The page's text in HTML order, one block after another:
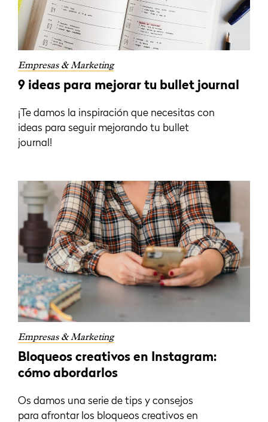
Empresas & Marketing
9 ideas para mejorar tu bullet journal
¡Te damos la inspiración que necesitas con
ideas para seguir mejorando tu bullet
journal!
Empresas & Marketing
Bloqueos creativos en Instagram:
cómo abordarlos
Os damos una serie de tips y consejos
para afrontar los bloqueos creativos en